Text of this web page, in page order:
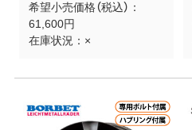
希望小売価格（税込）：
61,600円
在庫状況： ×